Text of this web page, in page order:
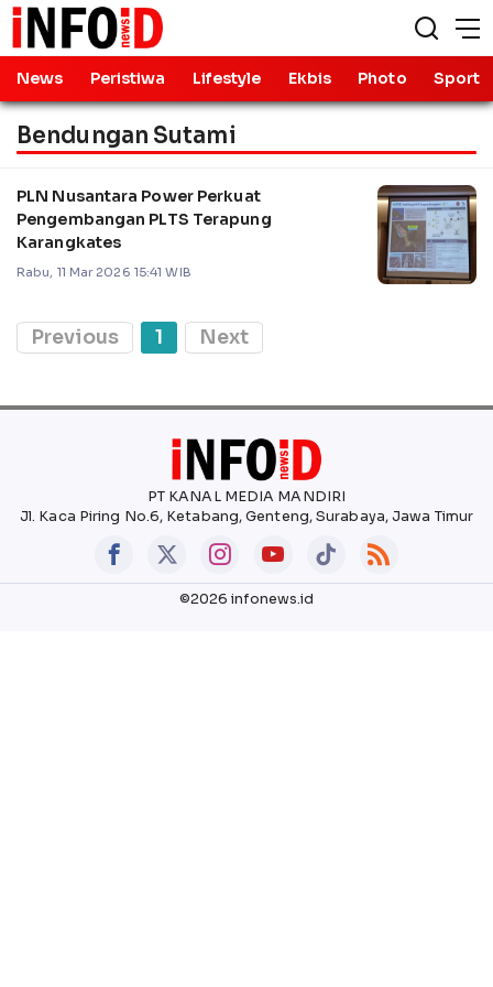
News Peristiwa Lifestyle Ekbis Photo Sport
Bendungan Sutami
PLN Nusantara Power Perkuat
Pengembangan PLTS Terapung
Karangkates
Rabu, 11 Mar 2026 15:41 WIB
Previous 1 Next
PT KANAL MEDIA MANDIRI
Jl. Kaca Piring No.6, Ketabang, Genteng, Surabaya, Jawa Timur
©2026 infonews.id